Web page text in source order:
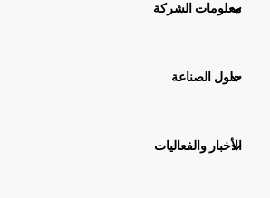
معلومات الشركة
حلول الصناعة
الأخبار والفعاليات